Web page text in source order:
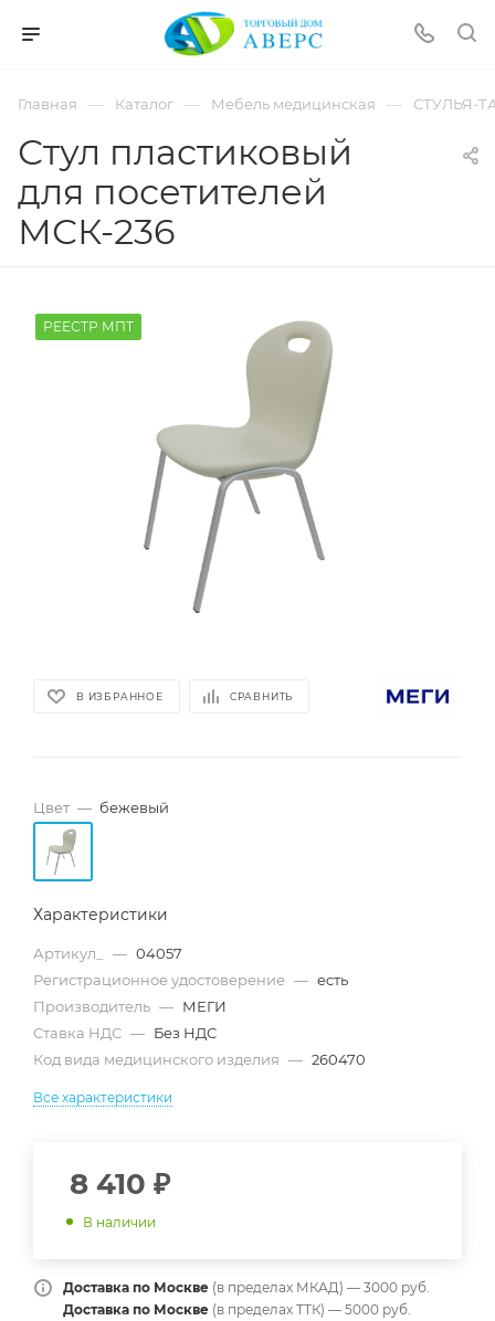
Главная — Каталог — Мебель медицинская — СТУЛЬЯ-
Стул пластиковый
для посетителей
МСК-236
РЕЕСТР МПТ
В ИЗБРАННОЕ СРАВНИТЬ
Цвет — бежевый
Характеристики
Артикул_ — 04057
Регистрационное удостоверение — есть
Производитель — МЕГИ
Ставка НДС — Без НДС
Код вида медицинского изделия — 260470
Все характеристики
8 410 ₽
В наличии
Доставка по Москве (в пределах МКАД) — 3000 руб.
Доставка по Москве (в пределах ТТК) — 5000 руб.
pornspider.info
xnxx